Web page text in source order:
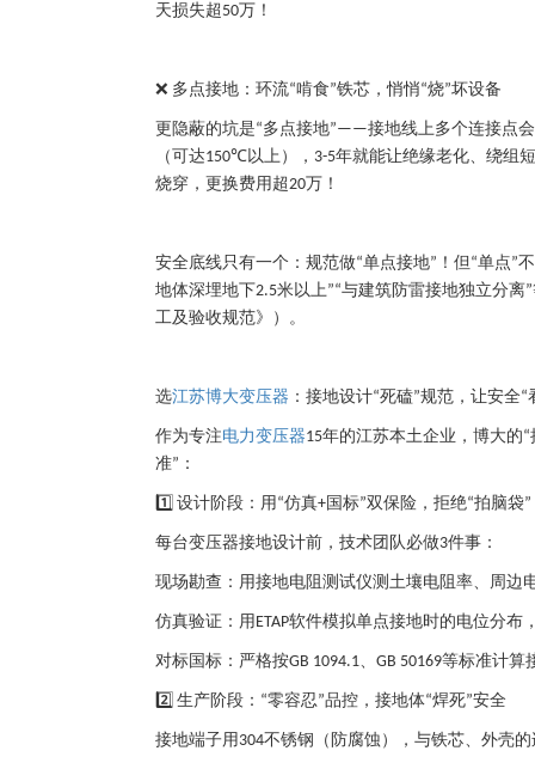
天损失超 50万！
❌ 多点接地：环流“啃食”铁芯，悄悄“烧”坏设备
更隐蔽的坑是“多点接地”——接地线上多个连接点
（可达150℃以上）， 3-5年就能让绝缘老化、绕组
烧穿，更换费用超20万！
安全底线只有一个：规范做“单点接地” ！但“单点”
地体深埋地下2.5米以上”“与建筑防雷接地独立分离”
工及验收规范》）。
选江苏博大变压器 ：接地设计“死磕”规范，让安全“
作为专注电力变压器15年的江苏本土企业，博大的“
准” ：
1️⃣ 设计阶段：用 “仿真+ 国标”双保险，拒绝“拍脑袋”
每台变压器接地设计前，技术团队必做3件事：
现场勘查：用接地电阻测试仪测土壤电阻率、周边
仿真验证：用 ETAP软件模拟单点接地时的电位分布
对标国标：严格按GB 1094.1、 GB 50169等标准计算
2️⃣ 生产阶段： “零容忍”品控，接地体“焊死”安全
接地端子用 304不锈钢（防腐蚀），与铁芯、外壳